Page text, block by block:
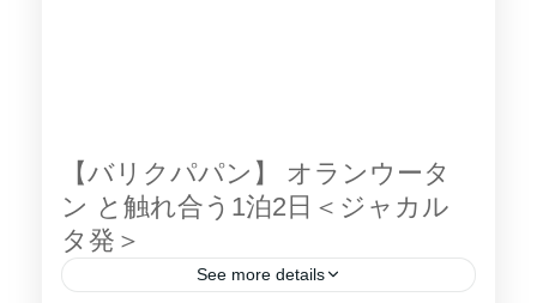
ことができます。 こんな方におすすめ： コー
ヒー愛好家 サステナブルな生産に関心のある
方 🌱 体験内容 コーヒー豆収穫体験：赤く熟し
た豆を手摘みで収穫 精製・乾燥工程の見学：
【バリクパパン】 オランウータ
ン と触れ合う1泊2日＜ジャカル
タ発＞
See more details